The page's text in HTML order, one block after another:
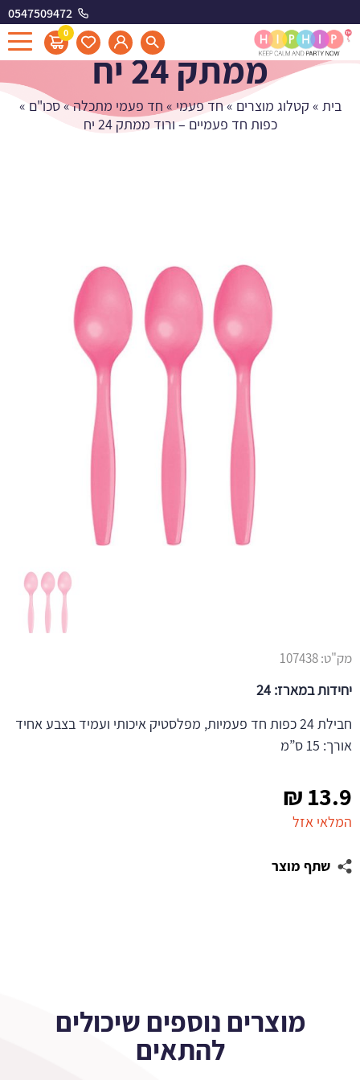
0547509472
0
כפות חד פעמיים - ורוד
ממתק 24 יח
בית » קטלוג מוצרים » חד פעמי» חד פעמי מתכלה»סכו"ם »
כפות חד פעמיים – ורוד ממתק 24 יח
13.9
₪
המלאי אזל
שתף מוצר
מק"ט:107438
יחידות במארז: 24
חבילת 24 כפות חד פעמיות, מפלסטיק איכותי ועמיד בצבע אחיד
אורך: 15 ס”מ
מוצרים נוספים שיכולים
להתאים